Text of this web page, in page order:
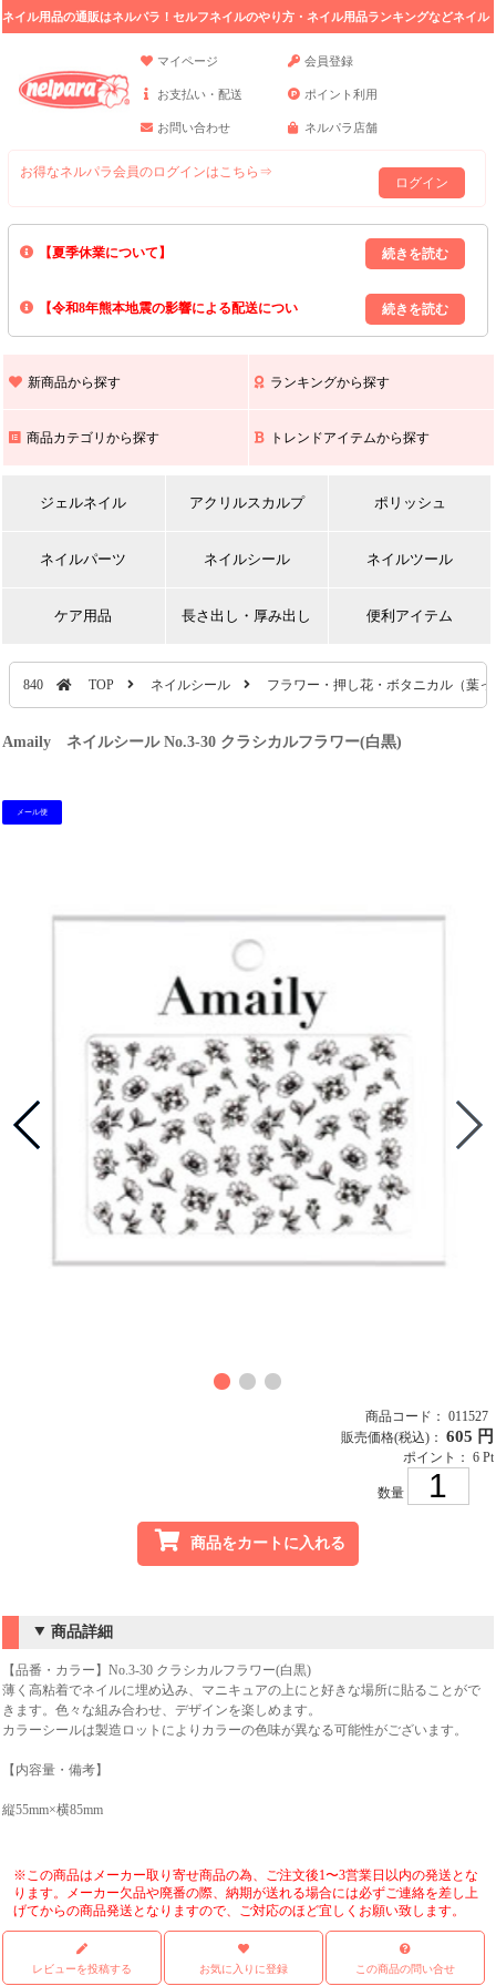
ネイル用品の通販はネルパラ！セルフネイルのやり方・ネイル用品ランキングなどネイル
マイページ
会員登録
お支払い・配送 ポイント利用
お問い合わせ ネルパラ店舗
お得なネルパラ会員のログインはこちら⇒
ログイン
【夏季休業について】
8/13(木)～8/16(日)の間｢出荷業務・お問い合わせ業務｣はお休みいたしま
上記期間中のご注文・お問い合わせは8/17(月)以降の対応となりますので
【令和8年熊本地震の影響による配送につい
また､ 九州全域でお荷物のお届けに遅延が生じております｡
新商品から探す ランキングから探す
商品カテゴリから探す トレンドアイテムから探す
ジェルネイル アクリルスカルプ ポリッシュ
ネイルパーツ ネイルシール ネイルツール
ケア用品 長さ出し・厚み出し 便利アイテム
840 TOP ネイルシール フラワー・押し花・ボタニカル（葉
Amaily ネイルシール No.3-30 クラシカルフラワー(白黒)
メール便
商品コード： 011527
販売価格(税込)： 605 円
ポイント： 6 Pt
数量
商品をカートに入れる
商品詳細
【品番・カラー】No.3-30 クラシカルフラワー(白黒)
薄く高粘着でネイルに埋め込み、マニキュアの上にと好きな場所に貼ることがで
きます。色々な組み合わせ、デザインを楽しめます。
カラーシールは製造ロットによりカラーの色味が異なる可能性がございます。
【内容量・備考】
縦55mm×横85mm
※この商品はメーカー取り寄せ商品の為、ご注文後1〜3営業日以内の発送とな
ります。メーカー欠品や廃番の際、納期が送れる場合には必ずご連絡を差し上
げてからの商品発送となりますので、ご対応のほど宜しくお願い致します。
レビューを投稿する お気に入りに登録 この商品の問い合せ